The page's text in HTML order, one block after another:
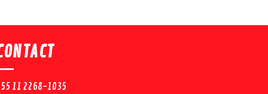
11 2268-1035